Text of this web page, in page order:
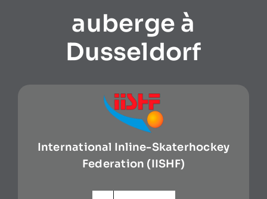
auberge à
Dusseldorf
International Inline-Skaterhockey
Federation (IISHF)